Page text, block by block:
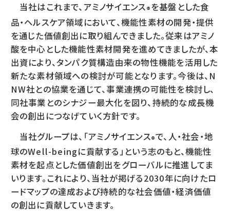
当社はこれまで、アミノサイエンス®を基盤とした食
品・ヘルスケア領域において、機能性素材の開発・提供
を通じた価値創出に取り組んできました。従来はアミノ
酸を中心とした機能性素材開発を進めてきましたが、本
出資により、タンパク質構造由来の物性機能を活用した
新たな素材領域への検討が可能となります。今後は、N
NW社との協業を通じて、事業連携の可能性を検討し、
同社事業とのシナジー最大化を図り、持続的な成長機
会の創出につなげていく方針です。
当社グループは、「アミノサイエンス®で、人・社会・地
球のWell-beingに貢献する」という志のもと、機能性
素材を起点とした価値創出をグローバルに推進してま
いります。これにより、当社が掲げる2030年に向けたロ
ードマップの達成および持続的な社会価値・経済価値
の創出に貢献していきます。